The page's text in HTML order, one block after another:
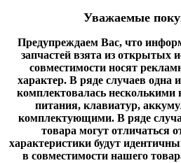
Уважаемые
Предупреждаем Вас, что
запчастей взята из открытых
совместимости носят
характер. В ряде случаев одна
комплектовалась
питания, клавиатур,
комплектующими. В ряде
товара могут отличаться
характеристики будут
в совместимости нашего